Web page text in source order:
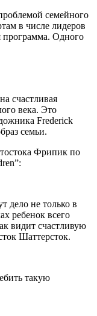
семейного
в числе лидеров
Одного
счастливая
века. Это
Frederick
семьи.
Фрипик по
дело не только в
ребенок всего
видит счастливую
Шаттерсток.
такую